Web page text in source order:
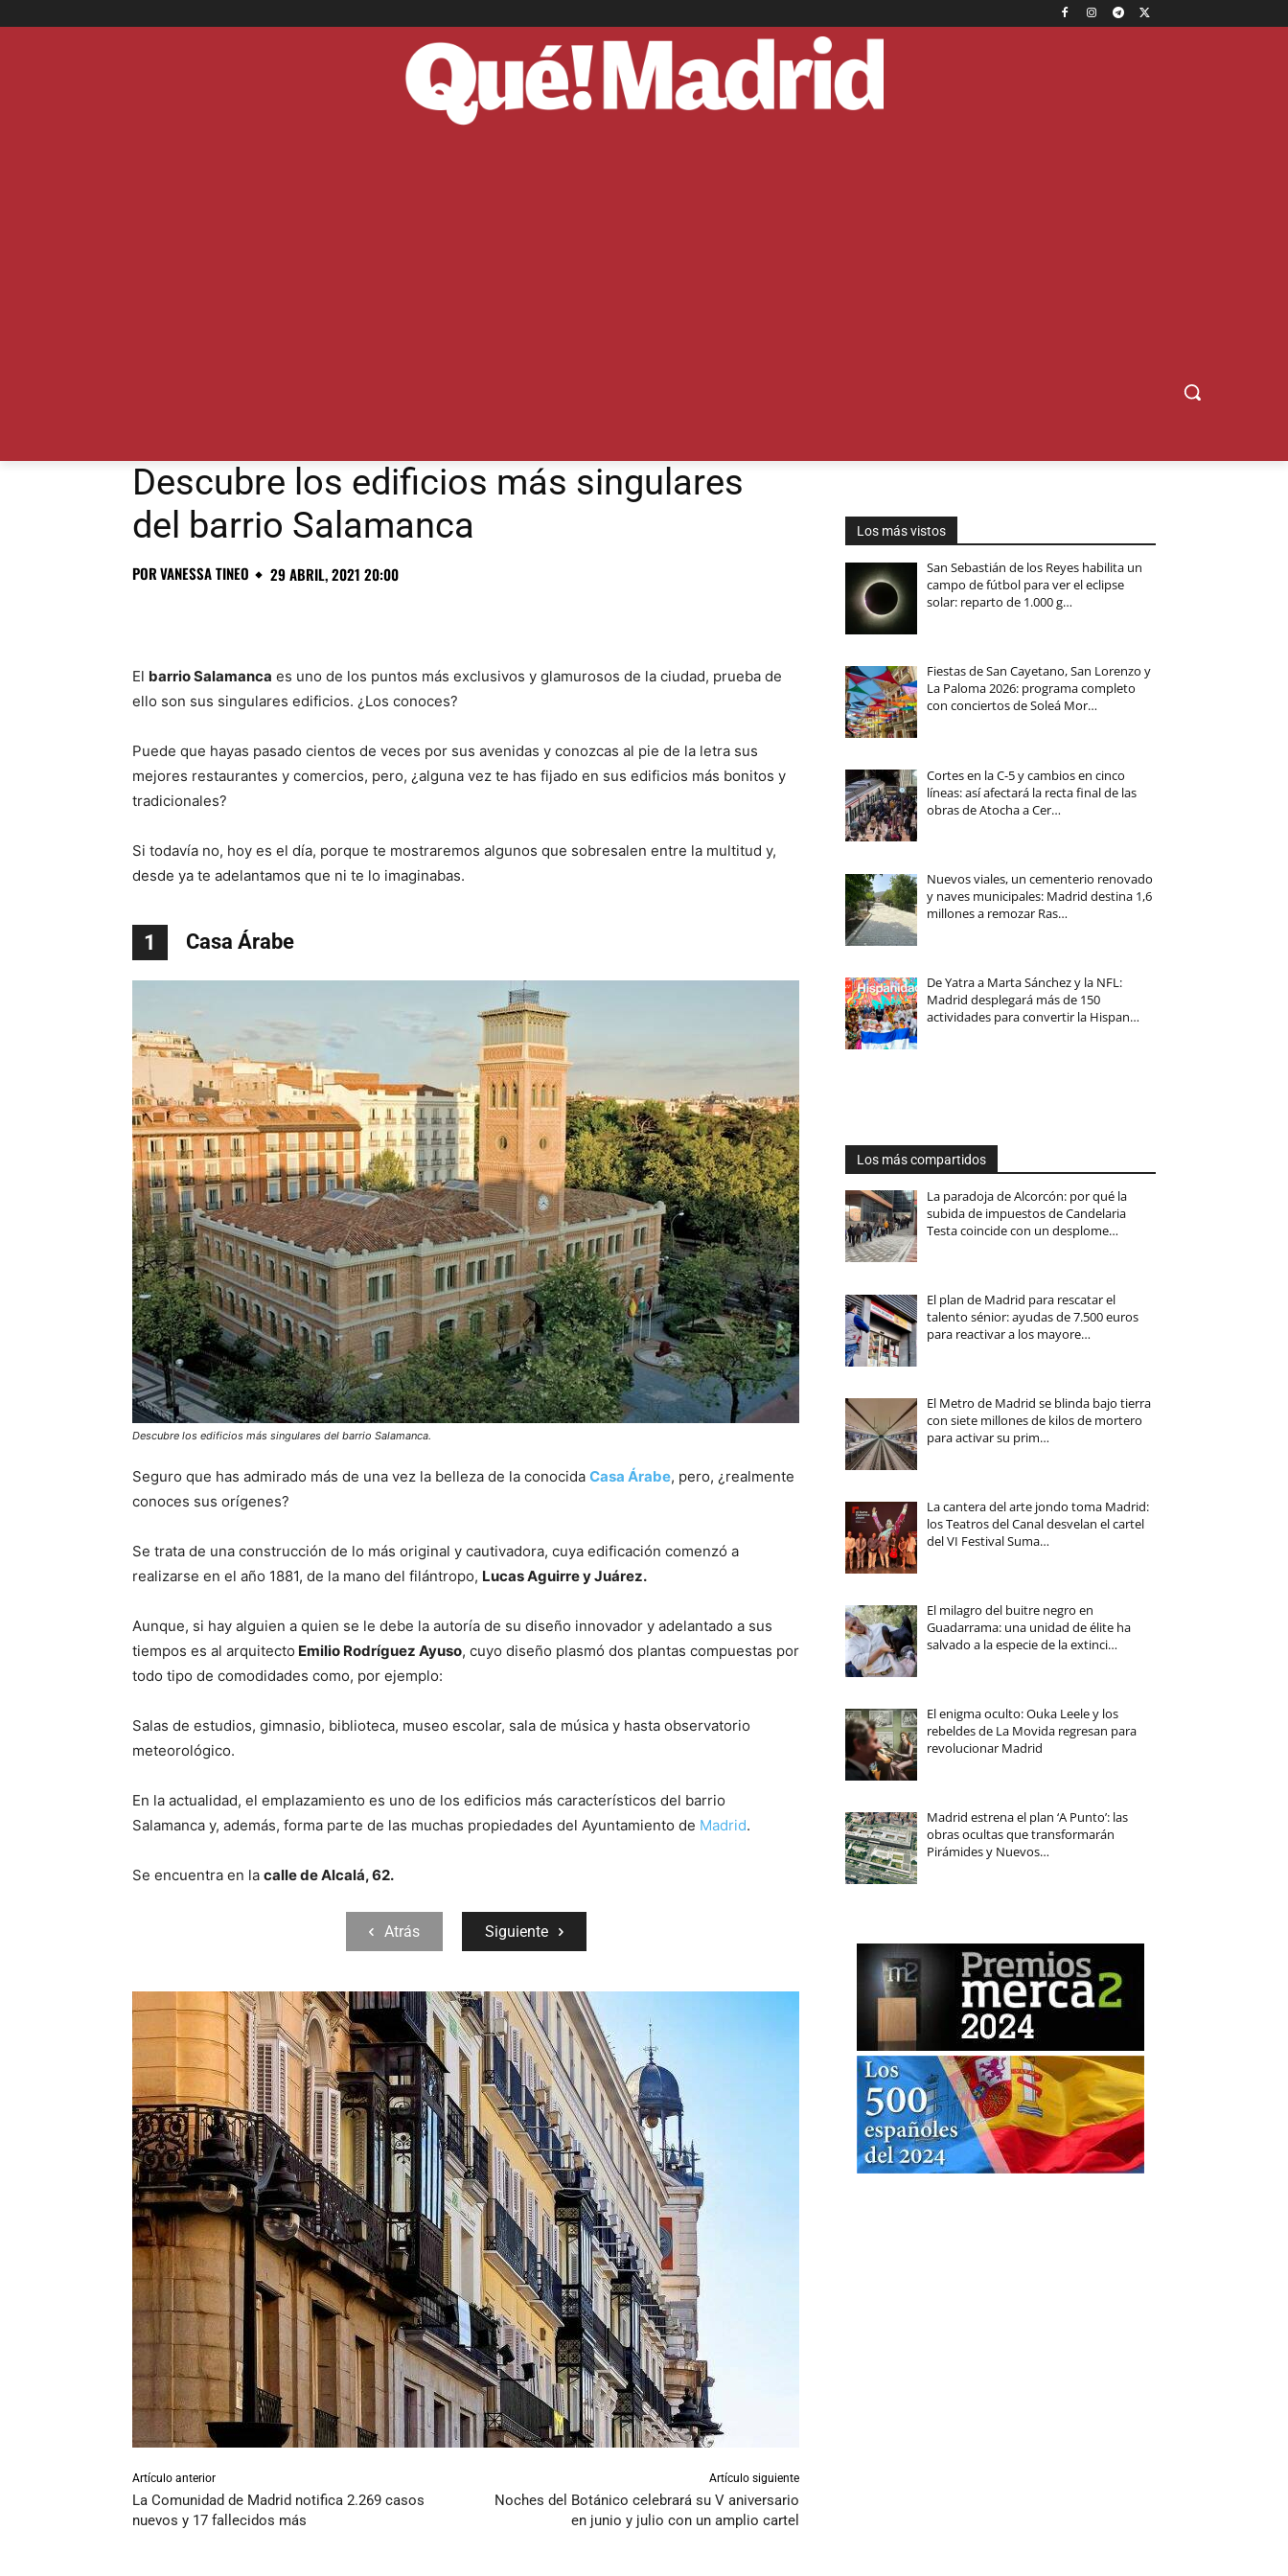
Descubre los edificios más singulares
del barrio Salamanca
PORVANESSA TINEO 29 ABRIL, 2021 20:00
El barrio Salamanca es uno de los puntos más exclusivos y glamurosos de la ciudad, prueba de
ello son sus singulares edificios. ¿Los conoces?
Puede que hayas pasado cientos de veces por sus avenidas y conozcas al pie de la letra sus
mejores restaurantes y comercios, pero, ¿alguna vez te has fijado en sus edificios más bonitos y
tradicionales?
Si todavía no, hoy es el día, porque te mostraremos algunos que sobresalen entre la multitud y,
desde ya te adelantamos que ni te lo imaginabas.
1 Casa Árabe
Descubre los edificios más singulares del barrio Salamanca.
Seguro que has admirado más de una vez la belleza de la conocida Casa Árabe, pero, ¿realmente
conoces sus orígenes?
Se trata de una construcción de lo más original y cautivadora, cuya edificación comenzó a
realizarse en el año 1881, de la mano del filántropo, Lucas Aguirre y Juárez.
Aunque, si hay alguien a quien se le debe la autoría de su diseño innovador y adelantado a sus
tiempos es al arquitecto Emilio Rodríguez Ayuso, cuyo diseño plasmó dos plantas compuestas por
todo tipo de comodidades como, por ejemplo:
Salas de estudios, gimnasio, biblioteca, museo escolar, sala de música y hasta observatorio
meteorológico.
En la actualidad, el emplazamiento es uno de los edificios más característicos del barrio
Salamanca y, además, forma parte de las muchas propiedades del Ayuntamiento de Madrid.
Se encuentra en la calle de Alcalá, 62.
Atrás Siguiente
Artículo anterior
La Comunidad de Madrid notifica 2.269 casos
nuevos y 17 fallecidos más
Artículo siguiente
Noches del Botánico celebrará su V aniversario
en junio y julio con un amplio cartel
Los más vistos
San Sebastián de los Reyes habilita un
campo de fútbol para ver el eclipse
solar: reparto de 1.000 g…
Fiestas de San Cayetano, San Lorenzo y
La Paloma 2026: programa completo
con conciertos de Soleá Mor…
Cortes en la C-5 y cambios en cinco
líneas: así afectará la recta final de las
obras de Atocha a Cer…
Nuevos viales, un cementerio renovado
y naves municipales: Madrid destina 1,6
millones a remozar Ras…
De Yatra a Marta Sánchez y la NFL:
Madrid desplegará más de 150
actividades para convertir la Hispan…
Los más compartidos
La paradoja de Alcorcón: por qué la
subida de impuestos de Candelaria
Testa coincide con un desplome…
El plan de Madrid para rescatar el
talento sénior: ayudas de 7.500 euros
para reactivar a los mayore…
El Metro de Madrid se blinda bajo tierra
con siete millones de kilos de mortero
para activar su prim…
La cantera del arte jondo toma Madrid:
los Teatros del Canal desvelan el cartel
del VI Festival Suma…
El milagro del buitre negro en
Guadarrama: una unidad de élite ha
salvado a la especie de la extinci…
El enigma oculto: Ouka Leele y los
rebeldes de La Movida regresan para
revolucionar Madrid
Madrid estrena el plan ‘A Punto’: las
obras ocultas que transformarán
Pirámides y Nuevos…